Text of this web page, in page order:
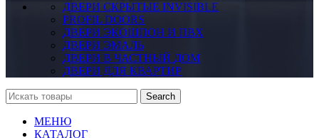
ДВЕРИ СКРЫТЫЕ INVISIBLE
PROFIL DOORS
ДВЕРИ ЭКОШПОН И ПВХ
ДВЕРИ ЭМАЛЬ
ДВЕРИ В ЧАСТНЫЙ ДОМ
ДВЕРИ ДЛЯ КВАРТИР
Search
МЕНЮ
КАТАЛОГ